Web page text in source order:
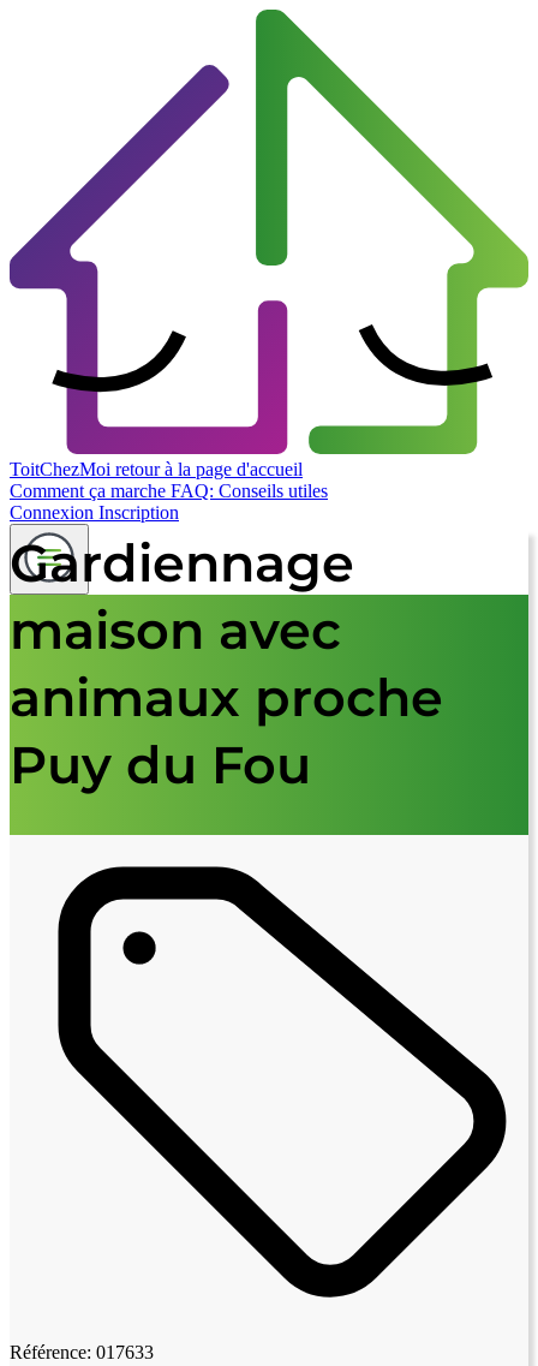
ToitChezMoi retour à la page d'accueil
Comment ça marche FAQ: Conseils utiles
Connexion Inscription
Gardiennage
maison avec
animaux proche
Puy du Fou
Référence: 017633